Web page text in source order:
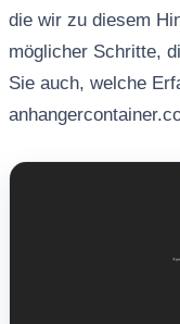
die wir zu diesem
möglicher Schritte,
Sie auch, welche